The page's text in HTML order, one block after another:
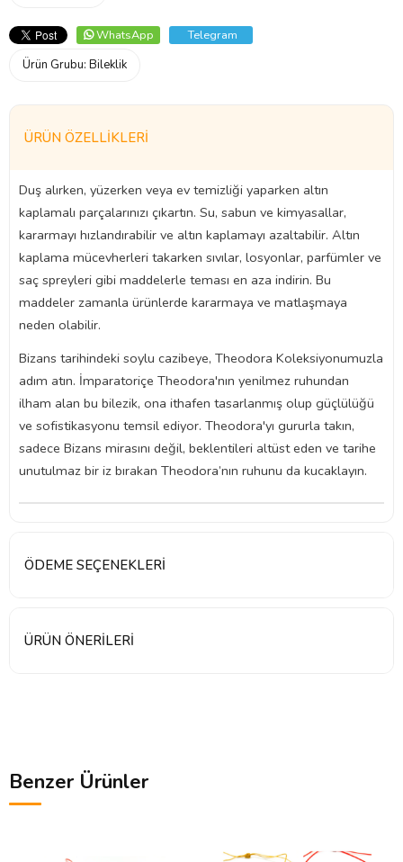
WhatsApp
Telegram
Ürün Grubu: Bileklik
ÜRÜN ÖZELLIKLERI
Duş alırken, yüzerken veya ev temizliği yaparken altın
kaplamalı parçalarınızı çıkartın. Su, sabun ve kimyasallar,
kararmayı hızlandırabilir ve altın kaplamayı azaltabilir. Altın
kaplama mücevherleri takarken sıvılar, losyonlar, parfümler ve
saç spreyleri gibi maddelerle teması en aza indirin. Bu
maddeler zamanla ürünlerde kararmaya ve matlaşmaya
neden olabilir.
Bizans tarihindeki soylu cazibeye, Theodora Koleksiyonumuzla
adım atın. İmparatoriçe Theodora'nın yenilmez ruhundan
ilham alan bu bilezik, ona ithafen tasarlanmış olup güçlülüğü
ve sofistikasyonu temsil ediyor. Theodora'yı gururla takın,
sadece Bizans mirasını değil, beklentileri altüst eden ve tarihe
unutulmaz bir iz bırakan Theodora’nın ruhunu da kucaklayın.
ÖDEME SEÇENEKLERI
ÜRÜN ÖNERILERI
Benzer Ürünler